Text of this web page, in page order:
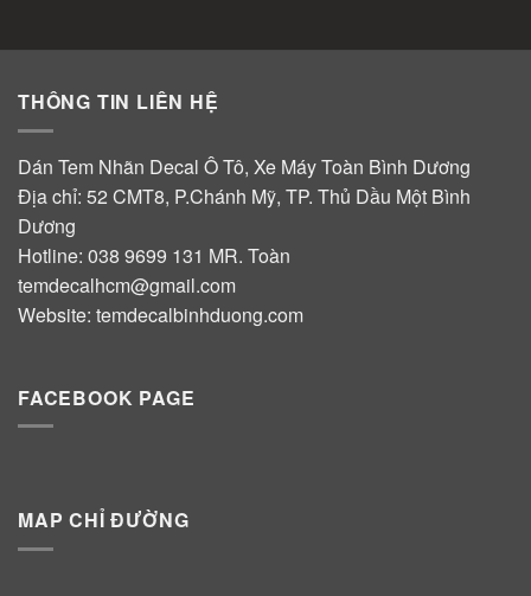
THÔNG TIN LIÊN HỆ
Dán Tem Nhãn Decal Ô Tô, Xe Máy Toàn Bình Dương
Địa chỉ: 52 CMT8, P.Chánh Mỹ, TP. Thủ Dầu Một Bình
Dương
Hotline: 038 9699 131 MR. Toàn
temdecalhcm@gmail.com
Website: temdecalbinhduong.com
FACEBOOK PAGE
MAP CHỈ ĐƯỜNG